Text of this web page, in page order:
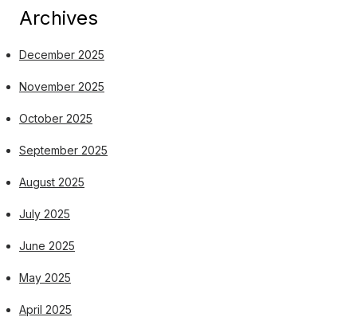
Archives
December 2025
November 2025
October 2025
September 2025
August 2025
July 2025
June 2025
May 2025
April 2025